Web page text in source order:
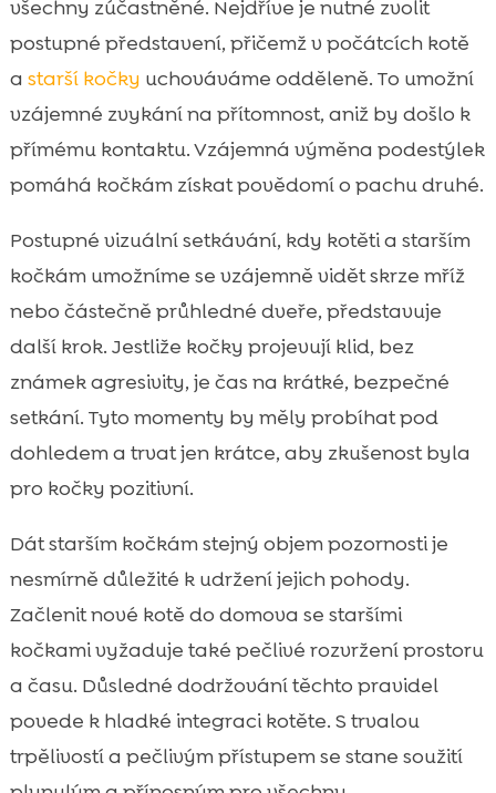
všechny zúčastněné. Nejdříve je nutné zvolit
postupné představení, přičemž v počátcích kotě
a starší kočky uchováváme odděleně. To umožní
vzájemné zvykání na přítomnost, aniž by došlo k
přímému kontaktu. Vzájemná výměna podestýlek
pomáhá kočkám získat povědomí o pachu druhé.
Postupné vizuální setkávání, kdy kotěti a starším
kočkám umožníme se vzájemně vidět skrze mříž
nebo částečně průhledné dveře, představuje
další krok. Jestliže kočky projevují klid, bez
známek agresivity, je čas na krátké, bezpečné
setkání. Tyto momenty by měly probíhat pod
dohledem a trvat jen krátce, aby zkušenost byla
pro kočky pozitivní.
Dát starším kočkám stejný objem pozornosti je
nesmírně důležité k udržení jejich pohody.
Začlenit nové kotě do domova se staršími
kočkami vyžaduje také pečlivé rozvržení prostoru
a času. Důsledné dodržování těchto pravidel
povede k hladké integraci kotěte. S trvalou
trpělivostí a pečlivým přístupem se stane soužití